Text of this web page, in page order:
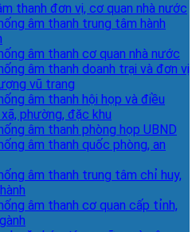
thanh đơn vị, cơ quan nhà nước
âm thanh trung tâm hành
âm thanh cơ quan nhà nước
âm thanh doanh trại và đơn vị
vũ trang
âm thanh hội họp và điều
phường, đặc khu
âm thanh phòng họp UBND
âm thanh quốc phòng, an
âm thanh trung tâm chỉ huy,
âm thanh cơ quan cấp tỉnh,